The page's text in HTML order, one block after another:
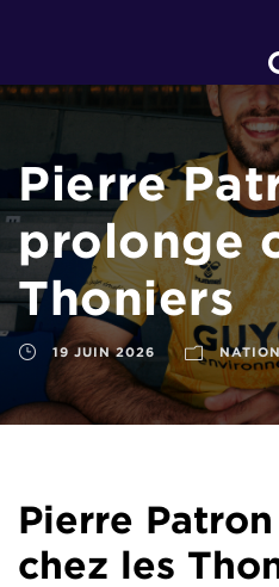
Pierre
prolonge
Thoniers
19 JUIN 2026
Pierre
chez les